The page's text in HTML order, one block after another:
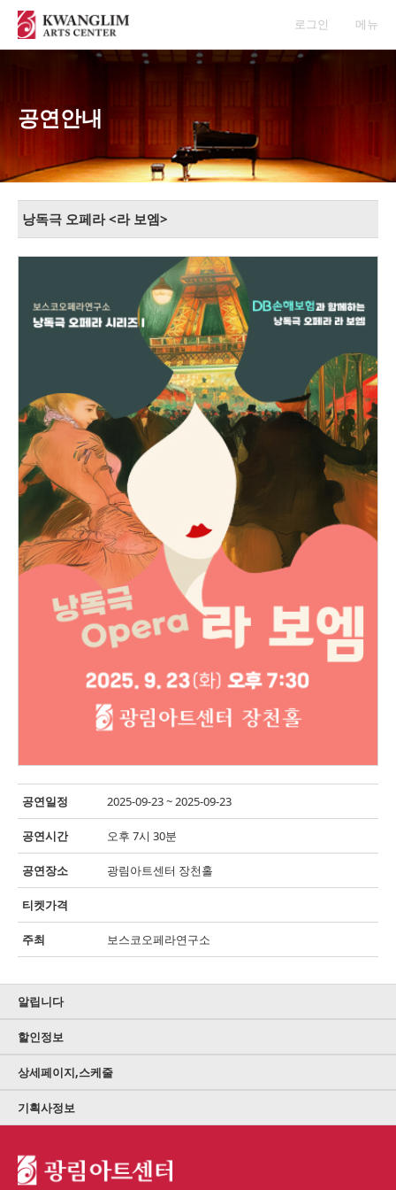
로그인 메뉴
공연안내
낭독극 오페라 <라 보엠>
공연일정 2025-09-23 ~ 2025-09-23
공연시간 오후 7시 30분
공연장소 광림아트센터 장천홀
티켓가격
주최 보스코오페라연구소
알립니다
할인정보
상세페이지,스케줄
기획사정보